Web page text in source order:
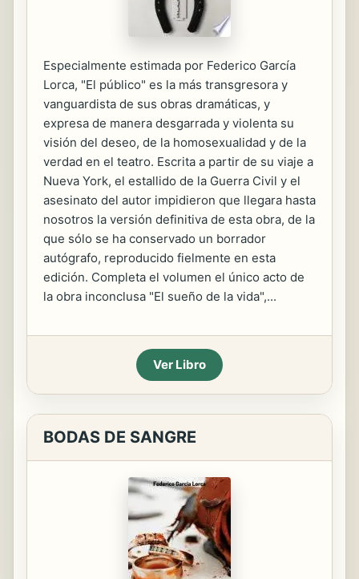
Especialmente estimada por Federico García
Lorca, "El público" es la más transgresora y
vanguardista de sus obras dramáticas, y
expresa de manera desgarrada y violenta su
visión del deseo, de la homosexualidad y de la
verdad en el teatro. Escrita a partir de su viaje a
Nueva York, el estallido de la Guerra Civil y el
asesinato del autor impidieron que llegara hasta
nosotros la versión definitiva de esta obra, de la
que sólo se ha conservado un borrador
autógrafo, reproducido fielmente en esta
edición. Completa el volumen el único acto de
la obra inconclusa "El sueño de la vida",...
Ver Libro
BODAS DE SANGRE